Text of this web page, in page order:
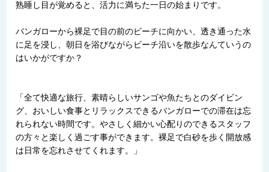
熟睡し目が覚めると、活力に満ちた一日の始まりです。
バンガローから裸足で目の前のビーチに向かい、透き通った水
に足を浸し、朝日を浴びながらビーチ沿いを散歩なんていうの
はいかがですか？
「全て快適な旅行、素晴らしいサンゴや魚たちとのダイビン
グ、おいしい食事とリラックスできるバンガローでの滞在は忘
れられない時間です。やさしく細かい心配りのできるスタッフ
の方々と楽しく過ごす事ができます。裸足で白砂を歩く開放感
は日常を忘れさせてくれます。」